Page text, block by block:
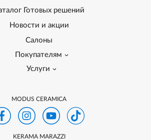
Готовых решений
Новости и акции
Салоны
Покупателям
Услуги
MODUS CERAMICA
KERAMA MARAZZI